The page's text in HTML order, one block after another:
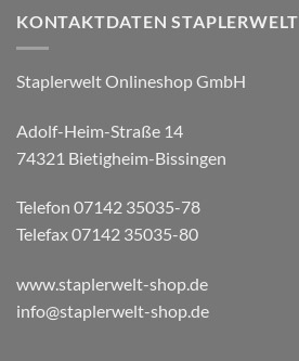
KONTAKTDATEN STAPLERWELT
Staplerwelt Onlineshop GmbH
Adolf-Heim-Straße 14
74321 Bietigheim-Bissingen
Telefon 07142 35035-78
Telefax 07142 35035-80
www.staplerwelt-shop.de
info@staplerwelt-shop.de